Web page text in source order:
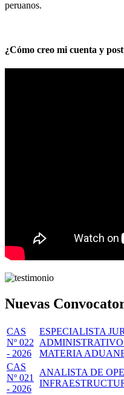
peruanos.
¿Cómo creo mi cuenta y
Nuevas
CAS
Nº 022
- 2026
ESPECIALISTA
MATERIA
CAS
Nº 021
- 2026
ANALISTA DE